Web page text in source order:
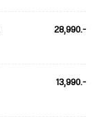
28,990.-
13,990.-